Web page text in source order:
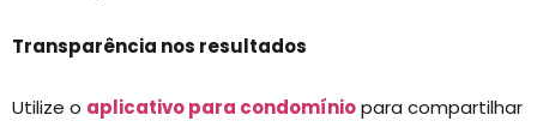
Transparência nos resultados
Utilize o aplicativo para condomíniopara compartilhar